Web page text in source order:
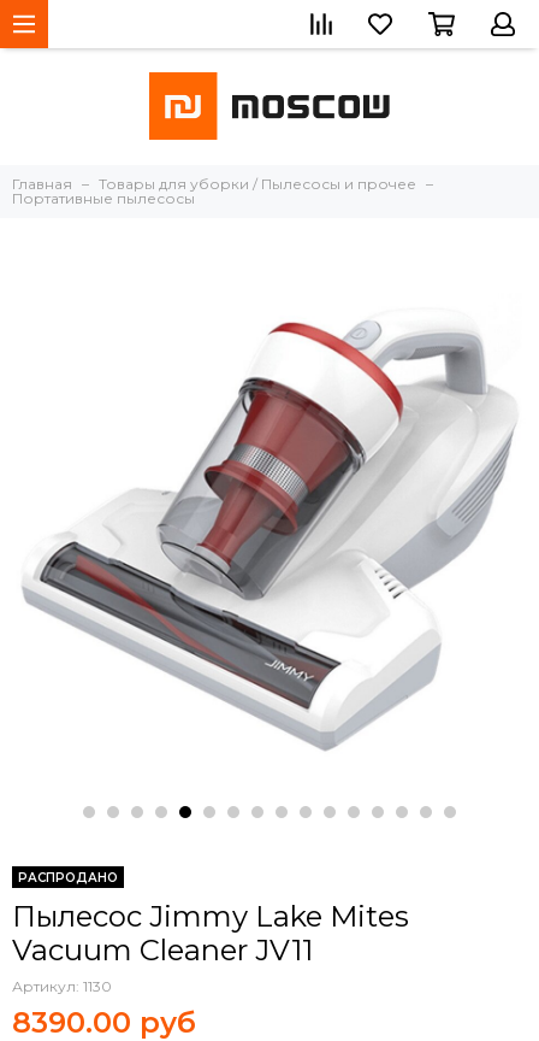
Главная
Товары для уборки / Пылесосы и прочее
Портативные пылесосы
РАСПРОДАНО
Пылесос Jimmy Lake Mites
Vacuum Cleaner JV11
Артикул: 1130
8390.00 руб